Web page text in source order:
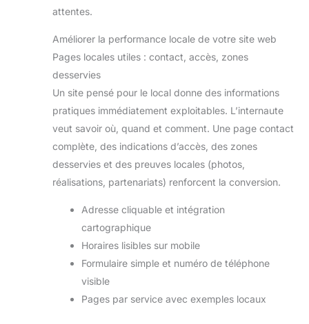
attentes.
Améliorer la performance locale de votre site web
Pages locales utiles : contact, accès, zones
desservies
Un site pensé pour le local donne des informations
pratiques immédiatement exploitables. L’internaute
veut savoir où, quand et comment. Une page contact
complète, des indications d’accès, des zones
desservies et des preuves locales (photos,
réalisations, partenariats) renforcent la conversion.
Adresse cliquable et intégration
cartographique
Horaires lisibles sur mobile
Formulaire simple et numéro de téléphone
visible
Pages par service avec exemples locaux